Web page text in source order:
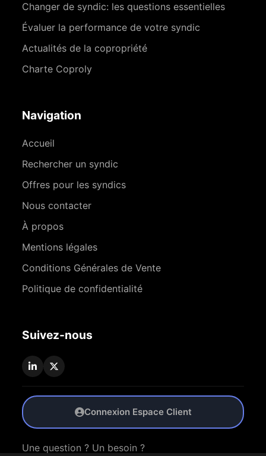
Changer de syndic: les questions essentielles
Évaluer la performance de votre syndic
Actualités de la copropriété
Charte Coproly
Navigation
Accueil
Rechercher un syndic
Offres pour les syndics
Nous contacter
À propos
Mentions légales
Conditions Générales de Vente
Politique de confidentialité
Suivez-nous
Connexion Espace Client
Une question ? Un besoin ?